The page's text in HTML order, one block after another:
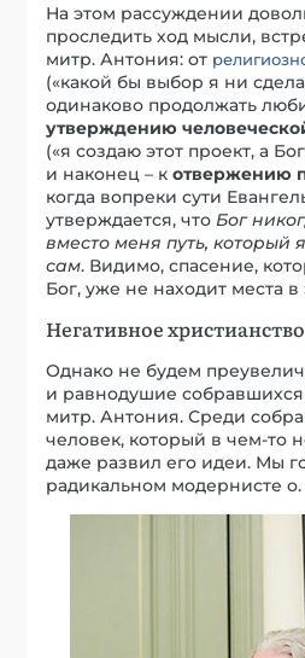
На этом рассуждении
проследить ход мысли,
митр. Антония: от
(«какой бы выбор я ни
одинаково продолжать
утверждению
(«я создаю этот проект, а
и наконец – котвержению
когда вопреки сути
утверждается, что Бог
вместо меня путь, который
сам. Видимо, спасение,
Бог, уже не находит места в
Негативное христианство
Однако не будем
и равнодушие
митр. Антония. Среди
человек, который в чем-то
даже развил его идеи. Мы
радикальном модернисте